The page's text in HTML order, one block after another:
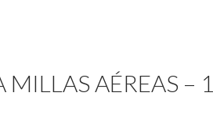
MILLAS AÉREAS –